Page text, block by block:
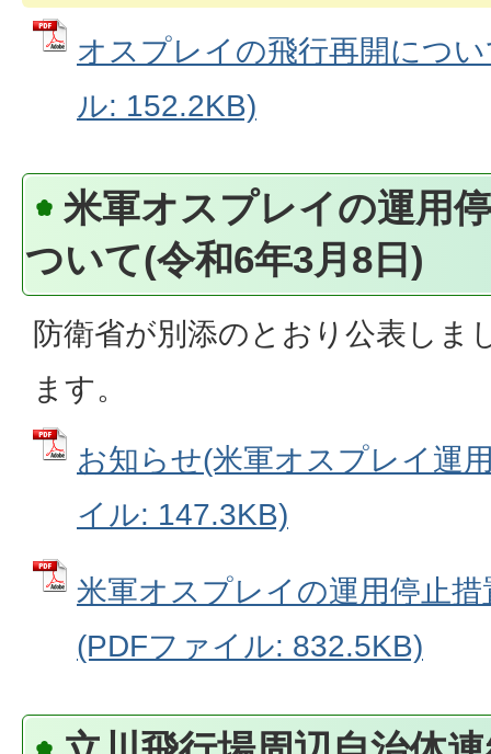
オスプレイの飛行再開につ
ル: 152.2KB)
米軍オスプレイの運用
ついて(令和6年3月8日)
防衛省が別添のとおり公表しま
ます。
お知らせ(米軍オスプレイ運
イル: 147.3KB)
米軍オスプレイの運用停止
(PDFファイル: 832.5KB)